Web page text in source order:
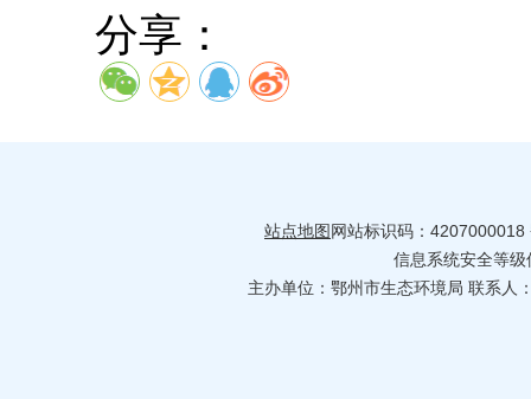
分享：
站点地图网站标识码：
信息系统安全等
主办单位：鄂州市生态环境局 联系人